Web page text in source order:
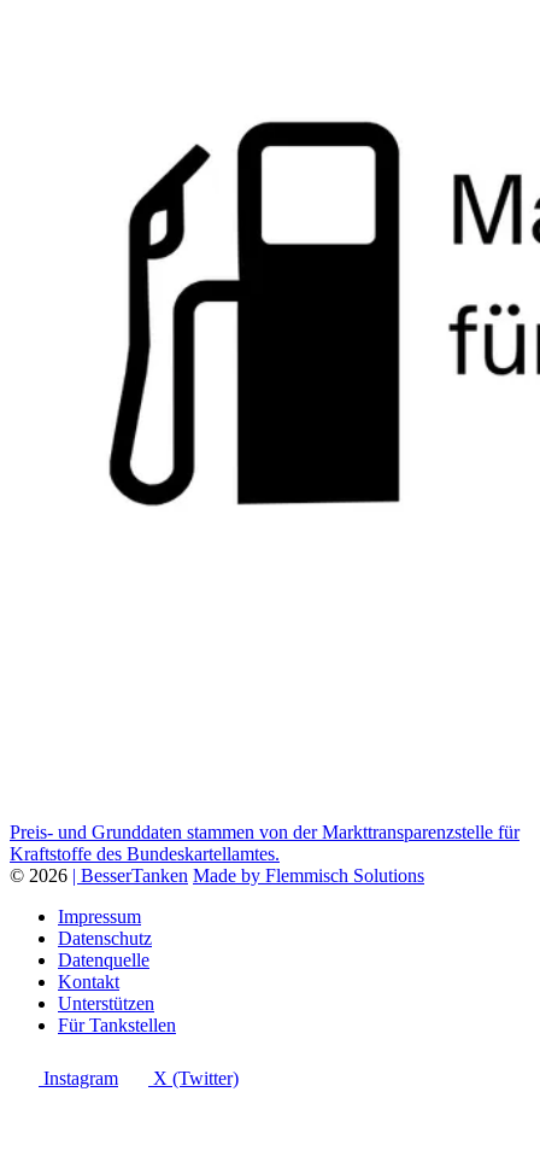
Preis- und Grunddaten stammen von der Markttransparenzstelle für
Kraftstoffe des Bundeskartellamtes.
© 2026 | BesserTanken Made by Flemmisch Solutions
Impressum
Datenschutz
Datenquelle
Kontakt
Unterstützen
Für Tankstellen
Instagram X (Twitter)